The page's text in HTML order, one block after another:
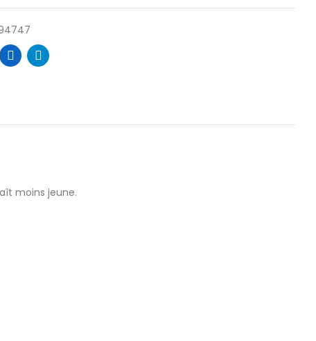
moins jeune.